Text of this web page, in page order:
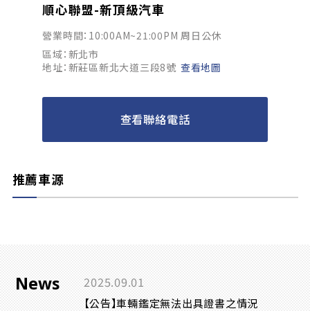
順心聯盟-新頂級汽車
營業時間：10:00AM~21:00PM 周日公休
區域：新北市
地址：新莊區新北大道三段8號 查看地圖
查看聯絡電話
推薦車源
News 2025.09.01
【公告】車輛鑑定無法出具證書之情況